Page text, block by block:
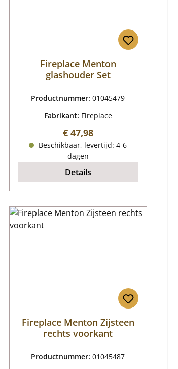
Fireplace Menton
glashouder Set
Productnummer:01045479
Fabrikant: Fireplace
Normale prijs:
€ 47,98
Beschikbaar, levertijd: 4-6
dagen
Details
Fireplace Menton Zijsteen
rechts voorkant
Productnummer:01045487